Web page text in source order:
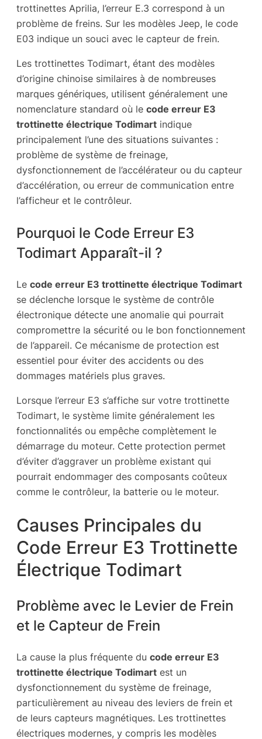
trottinettes Aprilia, l’erreur E.3 correspond à un
problème de freins. Sur les modèles Jeep, le code
E03 indique un souci avec le capteur de frein.
Les trottinettes Todimart, étant des modèles
d’origine chinoise similaires à de nombreuses
marques génériques, utilisent généralement une
nomenclature standard où le code erreur E3
trottinette électrique Todimart indique
principalement l’une des situations suivantes :
problème de système de freinage,
dysfonctionnement de l’accélérateur ou du capteur
d’accélération, ou erreur de communication entre
l’afficheur et le contrôleur.
Pourquoi le Code Erreur E3
Todimart Apparaît-il ?
Le code erreur E3 trottinette électrique Todimart
se déclenche lorsque le système de contrôle
électronique détecte une anomalie qui pourrait
compromettre la sécurité ou le bon fonctionnement
de l’appareil. Ce mécanisme de protection est
essentiel pour éviter des accidents ou des
dommages matériels plus graves.
Lorsque l’erreur E3 s’affiche sur votre trottinette
Todimart, le système limite généralement les
fonctionnalités ou empêche complètement le
démarrage du moteur. Cette protection permet
d’éviter d’aggraver un problème existant qui
pourrait endommager des composants coûteux
comme le contrôleur, la batterie ou le moteur.
Causes Principales du
Code Erreur E3 Trottinette
Électrique Todimart
Problème avec le Levier de Frein
et le Capteur de Frein
La cause la plus fréquente du code erreur E3
trottinette électrique Todimart est un
dysfonctionnement du système de freinage,
particulièrement au niveau des leviers de frein et
de leurs capteurs magnétiques. Les trottinettes
électriques modernes, y compris les modèles